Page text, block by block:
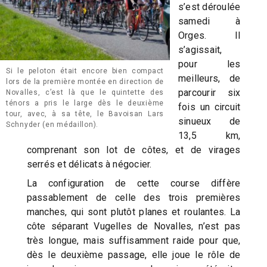
Si le peloton était encore bien compact
lors de la première montée en direction de
Novalles, c’est là que le quintette des
ténors a pris le large dès le deuxième
tour, avec, à sa tête, le Bavoisan Lars
Schnyder (en médaillon).
s’est déroulée
samedi à
Orges. Il
s’agissait,
pour les
meilleurs, de
parcourir six
fois un circuit
sinueux de
13,5 km,
comprenant son lot de côtes, et de virages
serrés et délicats à négocier.
La configuration de cette course diffère
passablement de celle des trois premières
manches, qui sont plutôt planes et roulantes. La
côte séparant Vugelles de Novalles, n’est pas
très longue, mais suffisamment raide pour que,
dès le deuxième passage, elle joue le rôle de